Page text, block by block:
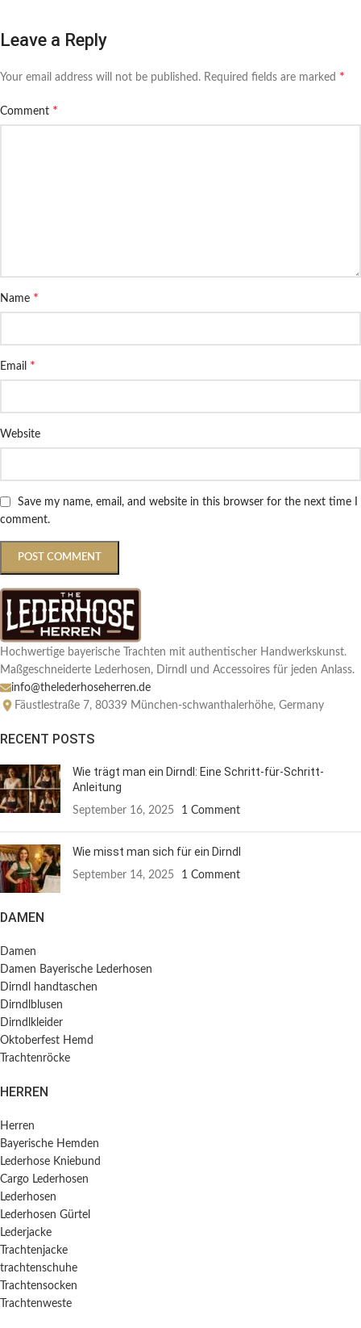
Leave a Reply
Your email address will not be published. Required fields are marked *
Comment *
Name *
Email *
Website
Save my name, email, and website in this browser for the next time I
comment.
Hochwertige bayerische Trachten mit authentischer Handwerkskunst.
Maßgeschneiderte Lederhosen, Dirndl und Accessoires für jeden Anlass.
info@thelederhoseherren.de
Fäustlestraße 7, 80339 München-schwanthalerhöhe, Germany
RECENT POSTS
Wie trägt man ein Dirndl: Eine Schritt-für-Schritt-
Anleitung
September 16, 2025 1 Comment
Wie misst man sich für ein Dirndl
September 14, 2025 1 Comment
DAMEN
Damen
Damen Bayerische Lederhosen
Dirndl handtaschen
Dirndlblusen
Dirndlkleider
Oktoberfest Hemd
Trachtenröcke
HERREN
Herren
Bayerische Hemden​
Lederhose Kniebund
Cargo Lederhosen
Lederhosen
Lederhosen Gürtel
Lederjacke
Trachtenjacke
trachtenschuhe
Trachtensocken
Trachtenweste